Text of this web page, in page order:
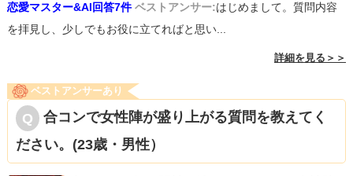
恋愛マスター&AI回答7件 ベストアンサー:はじめまして。質問内容
を拝見し、少しでもお役に立てればと思い...
詳細を見る＞＞
ベストアンサーあり
合コンで女性陣が盛り上がる質問を教えてく
ださい。(23歳・男性）